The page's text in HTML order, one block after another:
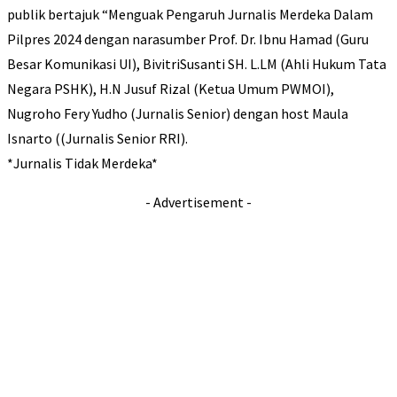
publik bertajuk “Menguak Pengaruh Jurnalis Merdeka Dalam
Pilpres 2024 dengan narasumber Prof. Dr. Ibnu Hamad (Guru
Besar Komunikasi UI), BivitriSusanti SH. L.LM (Ahli Hukum Tata
Negara PSHK), H.N Jusuf Rizal (Ketua Umum PWMOI),
Nugroho Fery Yudho (Jurnalis Senior) dengan host Maula
Isnarto ((Jurnalis Senior RRI).
*Jurnalis Tidak Merdeka*
- Advertisement -